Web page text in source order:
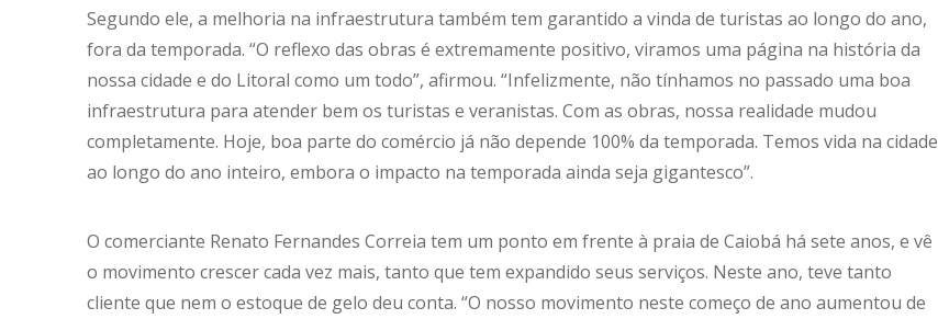
Segundo ele, a melhoria na infraestrutura também tem garantido a vinda de turistas ao longo do ano,
fora da temporada. “O reflexo das obras é extremamente positivo, viramos uma página na história da
nossa cidade e do Litoral como um todo”, afirmou. “Infelizmente, não tínhamos no passado uma boa
infraestrutura para atender bem os turistas e veranistas. Com as obras, nossa realidade mudou
completamente. Hoje, boa parte do comércio já não depende 100% da temporada. Temos vida na cidade
ao longo do ano inteiro, embora o impacto na temporada ainda seja gigantesco”.
O comerciante Renato Fernandes Correia tem um ponto em frente à praia de Caiobá há sete anos, e vê
o movimento crescer cada vez mais, tanto que tem expandido seus serviços. Neste ano, teve tanto
cliente que nem o estoque de gelo deu conta. “O nosso movimento neste começo de ano aumentou de